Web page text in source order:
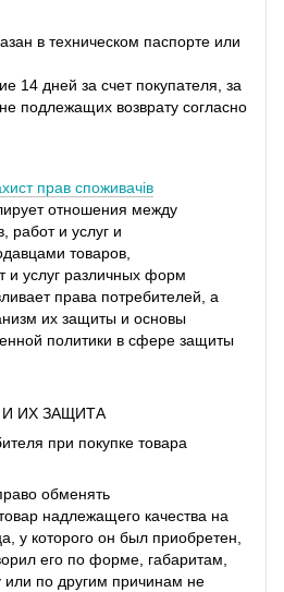
в техническом паспорте или
14 дней за счет покупателя, за
подлежащих возврату согласно
прав споживачів
отношения между
работ и услуг и
товаров,
и услуг различных форм
права потребителей, а
их защиты и основы
политики в сфере защиты
ИХ ЗАЩИТА
при покупке товара
обменять
надлежащего качества на
у которого он был приобретен,
его по форме, габаритам,
или по другим причинам не